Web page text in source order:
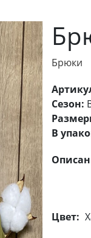
Брюки
Сезон:
В
Цвет: